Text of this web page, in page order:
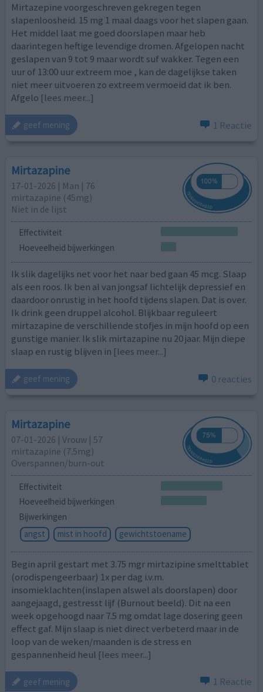
Mirtazepine voorgeschreven gekregen tegen
slapenloosheid. 15 mg 1 maal daags voor het slapen gaan.
Het middel laat me goed doorslapen maar heb
daarintegen heftige levendige dromen. Afgelopen nacht
geslapen van 9 tot 9 maar wordt suf wakker. Tegen een
uur of 13:00 uur extreem moe , kan de dagelijkse taken
niet meer uitvoeren zo extreem vermoeid dat ik ben.
Afgelo [lees meer...]
geef mening 1 Reactie
Mirtazapine
17-01-2026 | Man | 76
mirtazapine (45mg)
Niet in de lijst
Effectiviteit
Hoeveelheid bijwerkingen
Ik slik dagelijks net voor het naar bed gaan 45 mcg. Slaap
als een roos. Ik ben al van jongsaf lichtelijk depressief en
daardoor onrustig in het hoofd tijdens slapen. Dat is over.
Ik drink geen druppel alcohol. Blijkbaar reguleert
mirtazapine de verschillende stofjes in mijn hoofd op een
gunstige manier. Ik slik mirtazapine nu 20 jaar. Mijn diepe
slaap en rustig blijven in [lees meer...]
geef mening 0 reacties
Mirtazapine
07-01-2026 | Vrouw | 57
mirtazapine (7.5mg)
Overspannen/burn-out
Effectiviteit
Hoeveelheid bijwerkingen
Bijwerkingen
angst
mist in hoofd gewichtstoename
Begin april gestart met 3.75 mgr mirtazipine smelttablet
(orodispengeerbaar) 1x per dag i.v.m.
insomieklachten(inslapen alswel als doorslapen) door
aangejaagd, gestresst lijf (Burnout beeld). Dit na een
week opgehoogd naar 7.5 mg omdat lage dosering geen
effect gaf. Mijn slaap is niet direct verbeterd maar in de
loop van de weken/maanden is de stress en
gespannenheid heul [lees meer...]
geef mening 1 Reactie